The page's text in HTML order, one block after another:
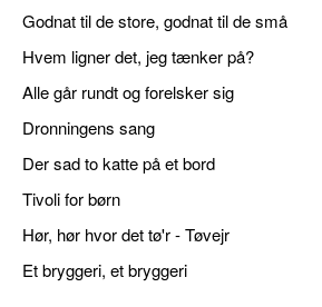
Godnat til de store, godnat til de små
Hvem ligner det, jeg tænker på?
Alle går rundt og forelsker sig
Dronningens sang
Der sad to katte på et bord
Tivoli for børn
Hør, hør hvor det tø'r - Tøvejr
Et bryggeri, et bryggeri